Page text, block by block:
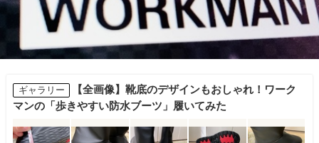
ギャラリー
【全画像】靴底のデザインもおしゃれ！ワーク
マンの「歩きやすい防水ブーツ」履いてみた